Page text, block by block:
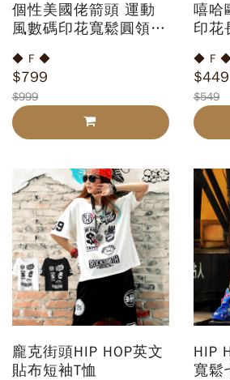
個性美國佬箭頭 運動
風數碼印花寬鬆圓領無
◆ F ◆
$799
$999
嘻哈
印花
◆ F
$449
$549
龐克街頭HIP HOP英文
貼布短袖T恤
HIP
寬鬆